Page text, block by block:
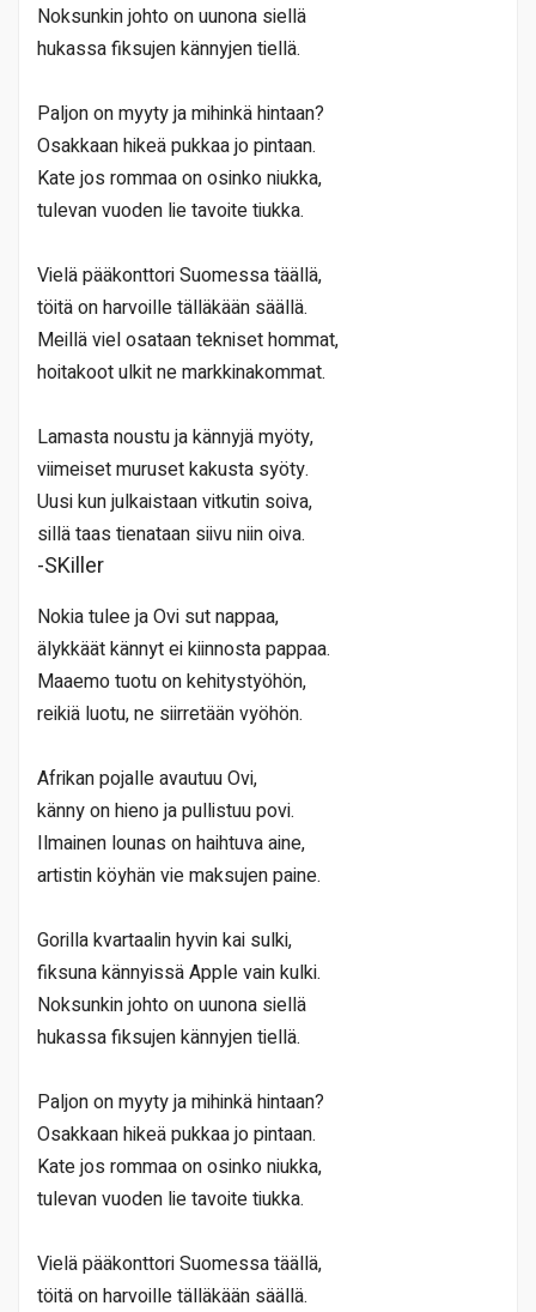
Noksunkin johto on uunona siellä
hukassa fiksujen kännyjen tiellä.
Paljon on myyty ja mihinkä hintaan?
Osakkaan hikeä pukkaa jo pintaan.
Kate jos rommaa on osinko niukka,
tulevan vuoden lie tavoite tiukka.
Vielä pääkonttori Suomessa täällä,
töitä on harvoille tälläkään säällä.
Meillä viel osataan tekniset hommat,
hoitakoot ulkit ne markkinakommat.
Lamasta noustu ja kännyjä myöty,
viimeiset muruset kakusta syöty.
Uusi kun julkaistaan vitkutin soiva,
sillä taas tienataan siivu niin oiva.
-SKiller
Nokia tulee ja Ovi sut nappaa,
älykkäät kännyt ei kiinnosta pappaa.
Maaemo tuotu on kehitystyöhön,
reikiä luotu, ne siirretään vyöhön.
Afrikan pojalle avautuu Ovi,
känny on hieno ja pullistuu povi.
Ilmainen lounas on haihtuva aine,
artistin köyhän vie maksujen paine.
Gorilla kvartaalin hyvin kai sulki,
fiksuna kännyissä Apple vain kulki.
Noksunkin johto on uunona siellä
hukassa fiksujen kännyjen tiellä.
Paljon on myyty ja mihinkä hintaan?
Osakkaan hikeä pukkaa jo pintaan.
Kate jos rommaa on osinko niukka,
tulevan vuoden lie tavoite tiukka.
Vielä pääkonttori Suomessa täällä,
töitä on harvoille tälläkään säällä.